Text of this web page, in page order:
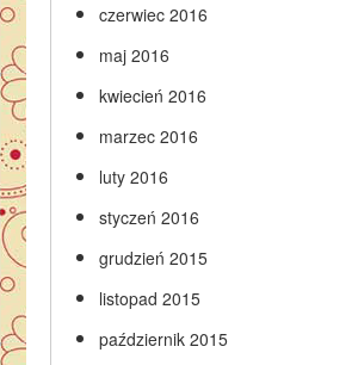
czerwiec 2016
maj 2016
kwiecień 2016
marzec 2016
luty 2016
styczeń 2016
grudzień 2015
listopad 2015
październik 2015